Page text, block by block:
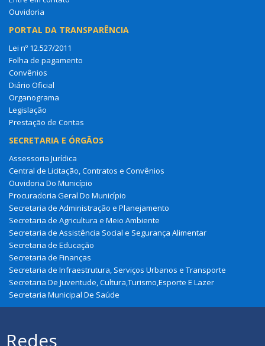
Ouvidoria
PORTAL DA TRANSPARÊNCIA
Lei nº 12.527/2011
Folha de pagamento
Convênios
Diário Oficial
Organograma
Legislação
Prestação de Contas
SECRETARIA E ÓRGÃOS
Assessoria Jurídica
Central de Licitação, Contratos e Convênios
Ouvidoria Do Município
Procuradoria Geral Do Município
Secretaria de Administração e Planejamento
Secretaria de Agricultura e Meio Ambiente
Secretaria de Assistência Social e Segurança Alimentar
Secretaria de Educação
Secretaria de Finanças
Secretaria de Infraestrutura, Serviços Urbanos e Transporte
Secretaria De Juventude, Cultura,Turismo,Esporte E Lazer
Secretaria Municipal De Saúde
Redes